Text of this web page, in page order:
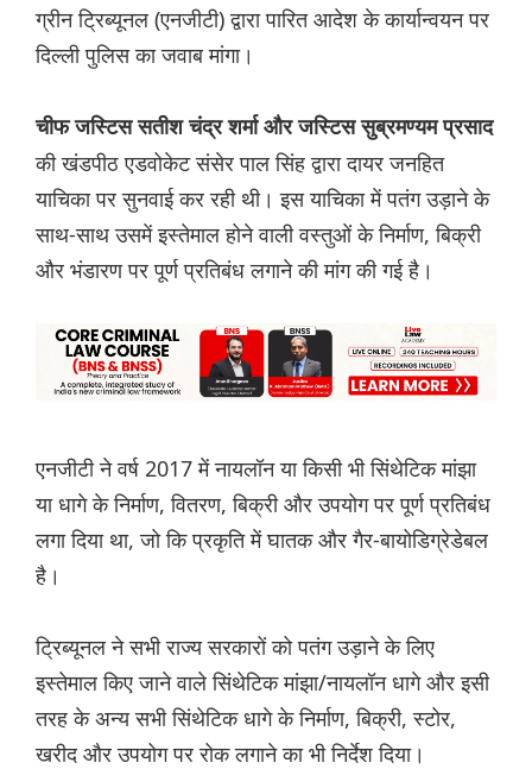
ग्रीन ट्रिब्यूनल (एनजीटी) द्वारा पारित आदेश के कार्यान्वयन पर
दिल्ली पुलिस का जवाब मांगा।
चीफ जस्टिस सतीश चंद्र शर्मा और जस्टिस सुब्रमण्यम प्रसाद
की खंडपीठ एडवोकेट संसेर पाल सिंह द्वारा दायर जनहित
याचिका पर सुनवाई कर रही थी। इस याचिका में पतंग उड़ाने के
साथ-साथ उसमें इस्तेमाल होने वाली वस्तुओं के निर्माण, बिक्री
और भंडारण पर पूर्ण प्रतिबंध लगाने की मांग की गई है।
एनजीटी ने वर्ष 2017 में नायलॉन या किसी भी सिंथेटिक मांझा
या धागे के निर्माण, वितरण, बिक्री और उपयोग पर पूर्ण प्रतिबंध
लगा दिया था, जो कि प्रकृति में घातक और गैर-बायोडिग्रेडेबल
है।
ट्रिब्यूनल ने सभी राज्य सरकारों को पतंग उड़ाने के लिए
इस्तेमाल किए जाने वाले सिंथेटिक मांझा/नायलॉन धागे और इसी
तरह के अन्य सभी सिंथेटिक धागे के निर्माण, बिक्री, स्टोर,
खरीद और उपयोग पर रोक लगाने का भी निर्देश दिया।